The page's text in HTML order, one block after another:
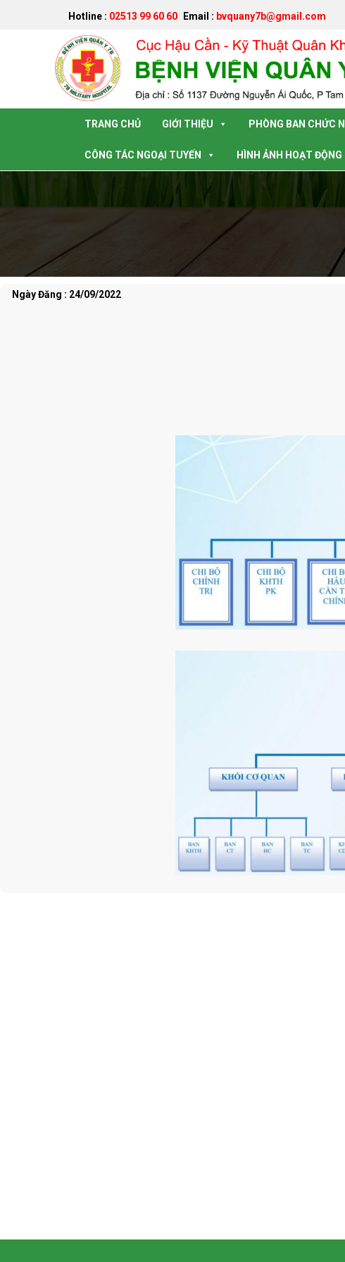
Hotline : 02513 99 60 60 Email : bvquany7b@gmail.com
TRANG CHỦ GIỚI THIỆU PHÒNG BAN CHỨC
CÔNG TÁC NGOẠI TUYẾN HÌNH ẢNH HOẠT ĐỘNG
Ngày Đăng : 24/09/2022
Đã kết nối EMC